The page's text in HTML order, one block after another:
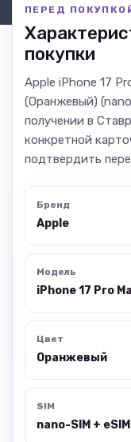
ПЕРЕД
покупки
Apple iPhone 17
(Оранжевый)
получении в
конкретной
подтвердить
Бренд
Apple
Модель
iPhone 17 Pro
Цвет
Оранжевый
SIM
nano-SIM + eSIM